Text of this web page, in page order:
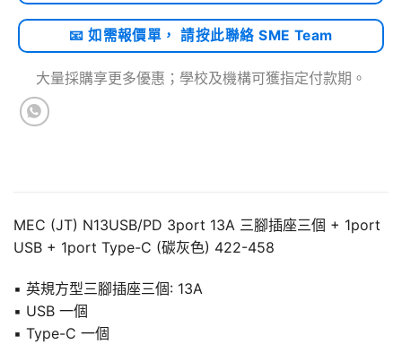
📧 如需報價單， 請按此聯絡 SME Team
大量採購享更多優惠；學校及機構可獲指定付款期。
MEC (JT) N13USB/PD 3port 13A 三腳插座三個 + 1port
USB + 1port Type-C (碳灰色) 422-458
▪️ 英規方型三腳插座三個: 13A
▪️ USB 一個
▪️ Type-C 一個